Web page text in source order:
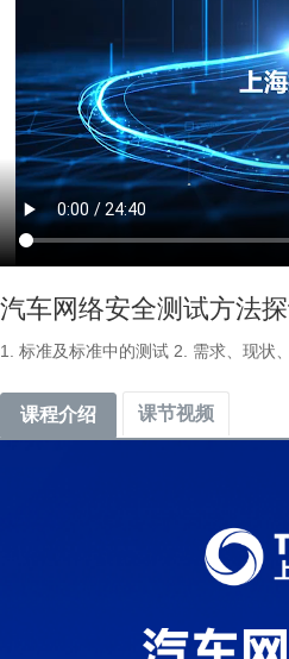
汽车网络安全测试方法
1. 标准及标准中的测试 2. 需求、现
课程介绍 课节视频